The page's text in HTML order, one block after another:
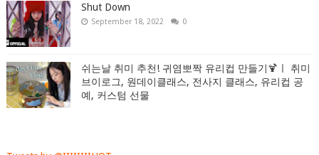
Shut Down
September 18, 2022 0
쉬는날 취미 추천! 귀염뽀짝 유리컵 만들기🍹ㅣ 취미
브이로그, 원데이클래스, 전사지 클래스, 유리컵 공
예, 커스텀 선물